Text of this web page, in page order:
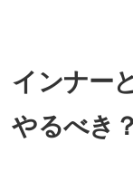
インナー
やるべき